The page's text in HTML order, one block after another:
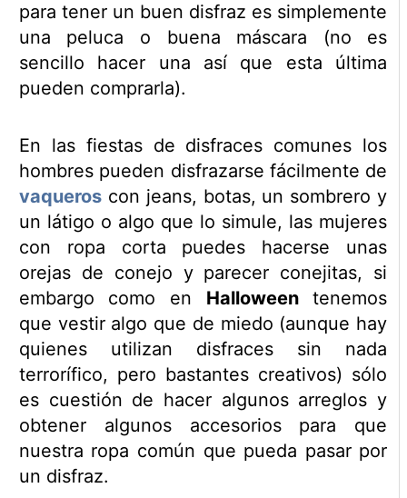
para tener un buen disfraz es simplemente
una peluca o buena máscara (no es
sencillo hacer una así que esta última
pueden comprarla).
En las fiestas de disfraces comunes los
hombres pueden disfrazarse fácilmente de
vaqueroscon jeans, botas, un sombrero y
un látigo o algo que lo simule, las mujeres
con ropa corta puedes hacerse unas
orejas de conejo y parecer conejitas, si
embargo como en Halloweentenemos
que vestir algo que de miedo (aunque hay
quienes utilizan disfraces sin nada
terrorífico, pero bastantes creativos) sólo
es cuestión de hacer algunos arreglos y
obtener algunos accesorios para que
nuestra ropa común que pueda pasar por
un disfraz.